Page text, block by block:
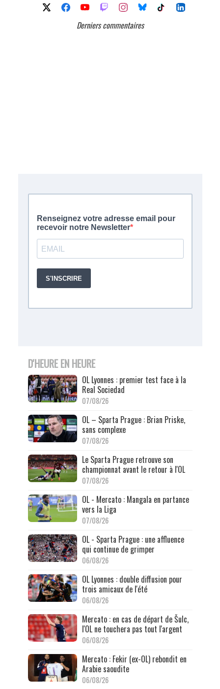
Derniers commentaires
D'HEURE EN HEURE
OL Lyonnes : premier test face à la
Real Sociedad
07/08/26
OL – Sparta Prague : Brian Priske,
sans complexe
07/08/26
Le Sparta Prague retrouve son
championnat avant le retour à l'OL
07/08/26
OL - Mercato : Mangala en partance
vers la Liga
07/08/26
OL - Sparta Prague : une affluence
qui continue de grimper
06/08/26
OL Lyonnes : double diffusion pour
trois amicaux de l'été
06/08/26
Mercato : en cas de départ de Šulc,
l'OL ne touchera pas tout l'argent
06/08/26
Mercato : Fekir (ex-OL) rebondit en
Arabie saoudite
06/08/26